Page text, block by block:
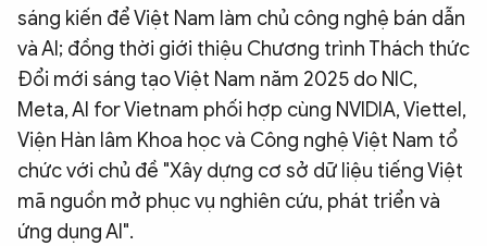
sáng kiến để Việt Nam làm chủ công nghệ bán dẫn
và AI; đồng thời giới thiệu Chương trình Thách thức
Đổi mới sáng tạo Việt Nam năm 2025 do NIC,
Meta, AI for Vietnam phối hợp cùng NVIDIA, Viettel,
Viện Hàn lâm Khoa học và Công nghệ Việt Nam tổ
chức với chủ đề "Xây dựng cơ sở dữ liệu tiếng Việt
mã nguồn mở phục vụ nghiên cứu, phát triển và
ứng dụng AI".